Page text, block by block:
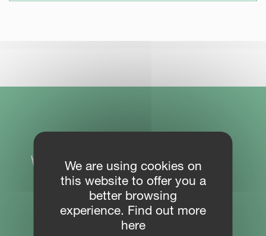
importantes, qui leur confèrent le caractère professionnel
We are using cookies on
this website to offer you a
better browsing
experience. Find out more
here